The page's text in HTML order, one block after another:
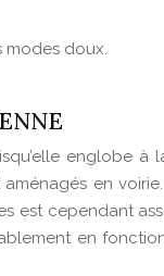
modes doux.
englobe
en
est cependant
en